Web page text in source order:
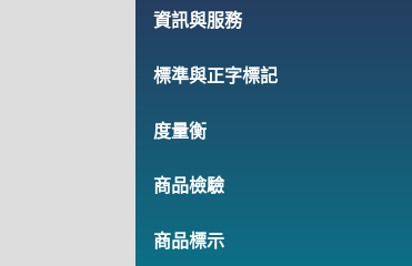
資訊與服務
標準與正字標記
度量衡
商品檢驗
商品標示